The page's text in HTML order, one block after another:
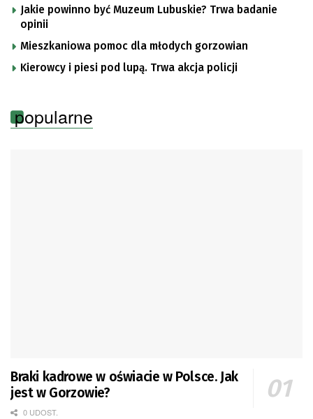
Jakie powinno być Muzeum Lubuskie? Trwa badanie
opinii
Mieszkaniowa pomoc dla młodych gorzowian
Kierowcy i piesi pod lupą. Trwa akcja policji
popularne
Braki kadrowe w oświacie w Polsce. Jak
jest w Gorzowie?
0 UDOST.